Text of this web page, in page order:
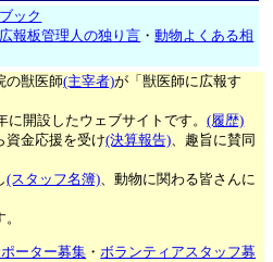
ック
報板管理人の独り言 ・動物よくある相
の獣医師(主宰者)が「獣医師に広報す
に開設したウェブサイトです。(履歴)
資金応援を受け(決算報告)、趣旨に賛同
(スタッフ名簿)、動物に関わる皆さんに
ーター募集 ・ボランティアスタッフ募